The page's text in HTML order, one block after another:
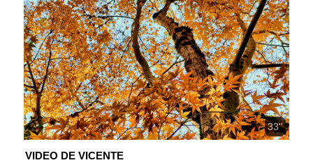
33''
VIDEO DE VICENTE